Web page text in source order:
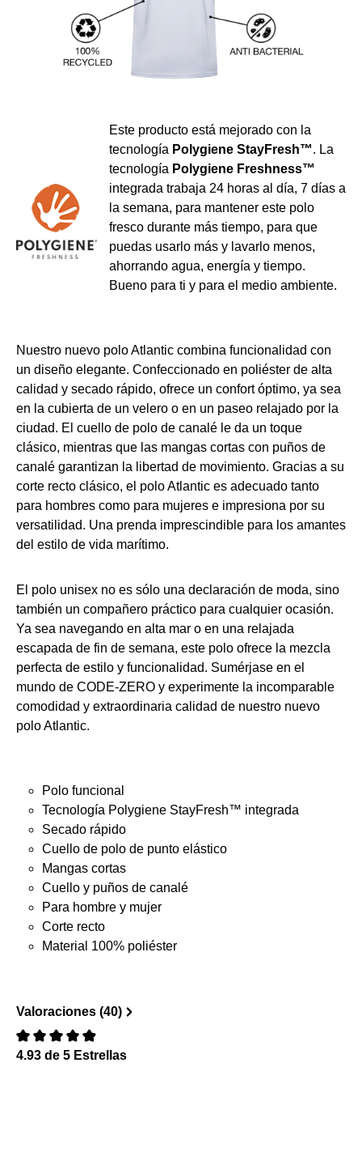
Este producto está mejorado con la
tecnología Polygiene StayFresh™. La
tecnología Polygiene Freshness™
integrada trabaja 24 horas al día, 7 días a
la semana, para mantener este polo
fresco durante más tiempo, para que
puedas usarlo más y lavarlo menos,
ahorrando agua, energía y tiempo.
Bueno para ti y para el medio ambiente.
Nuestro nuevo polo Atlantic combina funcionalidad con
un diseño elegante. Confeccionado en poliéster de alta
calidad y secado rápido, ofrece un confort óptimo, ya sea
en la cubierta de un velero o en un paseo relajado por la
ciudad. El cuello de polo de canalé le da un toque
clásico, mientras que las mangas cortas con puños de
canalé garantizan la libertad de movimiento. Gracias a su
corte recto clásico, el polo Atlantic es adecuado tanto
para hombres como para mujeres e impresiona por su
versatilidad. Una prenda imprescindible para los amantes
del estilo de vida marítimo.
El polo unisex no es sólo una declaración de moda, sino
también un compañero práctico para cualquier ocasión.
Ya sea navegando en alta mar o en una relajada
escapada de fin de semana, este polo ofrece la mezcla
perfecta de estilo y funcionalidad. Sumérjase en el
mundo de CODE-ZERO y experimente la incomparable
comodidad y extraordinaria calidad de nuestro nuevo
polo Atlantic.
Polo funcional
Tecnología Polygiene StayFresh™ integrada
Secado rápido
Cuello de polo de punto elástico
Mangas cortas
Cuello y puños de canalé
Para hombre y mujer
Corte recto
Material 100% poliéster
Valoraciones (40)
Reseña con calificación de 0 de 5 estrellas
4.93 de 5 Estrellas